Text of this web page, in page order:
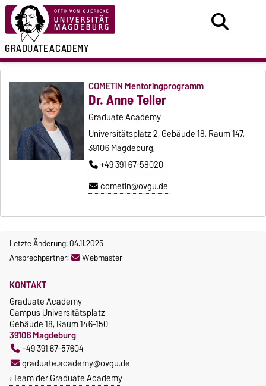
GRADUATEACADEMY
COMETiN Mentoringprogramm
Dr. Anne Teller
Graduate Academy
Universitätsplatz 2, Gebäude 18, Raum 147,
39106 Magdeburg,
+49 391 67-58020
cometin@ovgu.de
Letzte Änderung: 04.11.2025
Ansprechpartner:
Webmaster
KONTAKT
Graduate Academy
Campus Universitätsplatz
Gebäude 18, Raum 146-150
39106 Magdeburg
+49 391 67-57604
graduate.academy@ovgu.de
Team der Graduate Academy